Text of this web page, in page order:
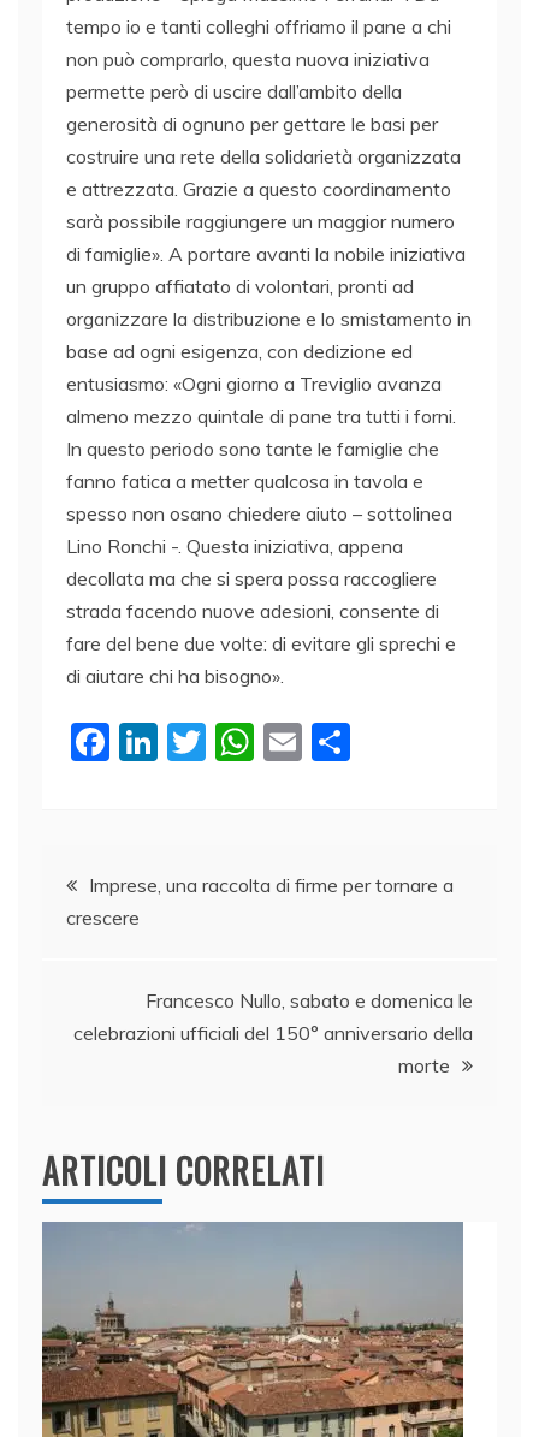
tempo io e tanti colleghi offriamo il pane a chi
non può comprarlo, questa nuova iniziativa
permette però di uscire dall’ambito della
generosità di ognuno per gettare le basi per
costruire una rete della solidarietà organizzata
e attrezzata. Grazie a questo coordinamento
sarà possibile raggiungere un maggior numero
di famiglie». A portare avanti la nobile iniziativa
un gruppo affiatato di volontari, pronti ad
organizzare la distribuzione e lo smistamento in
base ad ogni esigenza, con dedizione ed
entusiasmo: «Ogni giorno a Treviglio avanza
almeno mezzo quintale di pane tra tutti i forni.
In questo periodo sono tante le famiglie che
fanno fatica a metter qualcosa in tavola e
spesso non osano chiedere aiuto – sottolinea
Lino Ronchi -. Questa iniziativa, appena
decollata ma che si spera possa raccogliere
strada facendo nuove adesioni, consente di
fare del bene due volte: di evitare gli sprechi e
di aiutare chi ha bisogno».
F
b
o
Li
dI
T
W
A
E
vi
Navigazione
articoli
Imprese, una raccolta di firme per tornare a
crescere
Francesco Nullo, sabato e domenica le
celebrazioni ufficiali del 150° anniversario della
morte
ARTICOLI CORRELATI